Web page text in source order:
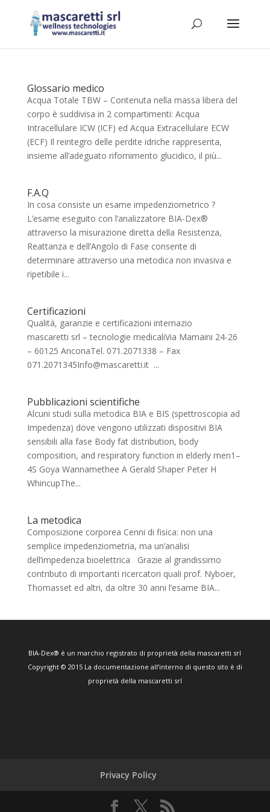
Glossario medico
Acqua Totale TBW – Contenuta nella massa libera del
corpo è suddivisa in 2 compartimenti: Acqua
Intracellulare ICW (ICF) ed Acqua Extracellulare ECW
(ECF) Il reintegro delle perdite idriche rappresenta,
insieme all’adeguato rifornimento glucidico, il più...
F.A.Q
In cosa consiste un esame impedenziometrico ?
L’esame eseguito con l’analizzatore BIA-Dex®
attraverso la misurazione diretta della Resistenza,
Reattanza e dell’Angolo di Fase consente di
determinare attraverso una metodica non invasiva e
ripetibile i...
Certificazioni
Qualità, garanzie e certificazioni internazio
mascaretti srl – tecnologie medicaliVia Mamaini 24-26
– 60125 AnconaTel. 071.2071338 – Fax
071.2071345Info@mascaretti.it ...
Pubblicazioni scientifiche
Alcuni studi sulla metodica BIA e BIS (spettroscopia ad
Impedenza) dove vengono utilizzati dispositivi BIA
sensibili alla fase Body fat distribution, body
composition, and respiratory function in elderly men1–
4S Goya Wannamethee A Gerald Shaper Peter H
WhincupThe...
La metodica
Composizione corporea Cenni di fisica: non una
semplice impedenziometria, ma un’analisi
dell’impedenza bioelettrica Grazie al grandissimo
contributo di importanti ricercatori quali prof. Nyboer,
Thomasset ed altri, da oltre 30 anni l’esame BIA...
BIA-Dex® è un marchio registrato di proprietà della mascaretti srl
Copyright © 2015 La documentazione all’interno di questo sito è di
proprietà della mascaretti srl
Privacy Policy